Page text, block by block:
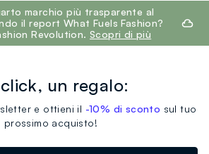
marchio più trasparente al
il report What Fuels Fashion?
Revolution. Scopri di più
un regalo:
e ottieni il -10% di sconto sul tuo
prossimo acquisto!